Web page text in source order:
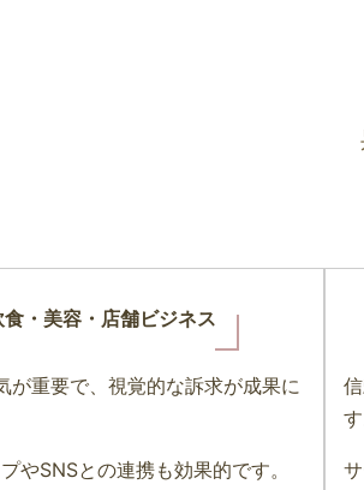
食・美容・店舗ビジネス
が重要で、視覚的な訴求が成果に
やSNSとの連携も効果的です。
す